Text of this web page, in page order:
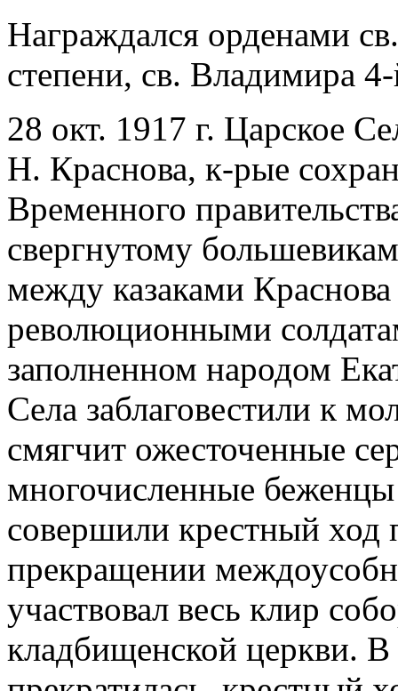
Награждался орденами
степени, св. Владимира
28 окт. 1917 г. Царское
Н. Краснова, к-рые
Временного
свергнутому
между казаками
революционными
заполненном народом
Села заблаговестили к
смягчит ожесточенные
многочисленные
совершили крестный ход
прекращении
участвовал весь клир
кладбищенской церкви. В